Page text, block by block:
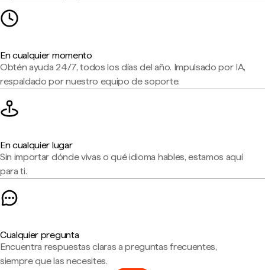
En cualquier momento
Obtén ayuda 24/7, todos los días del año. Impulsado por IA,
respaldado por nuestro equipo de soporte.
En cualquier lugar
Sin importar dónde vivas o qué idioma hables, estamos aquí
para ti.
Cualquier pregunta
Encuentra respuestas claras a preguntas frecuentes,
siempre que las necesites.